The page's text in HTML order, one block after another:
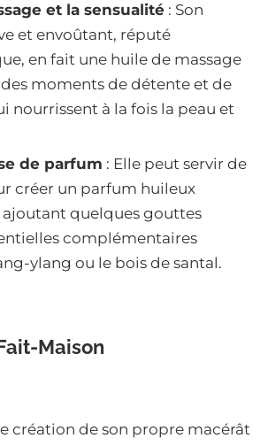
et la sensualité : Son
et envoûtant, réputé
en fait une huile de massage
moments de détente et de
nourrissent à la fois la peau et
de parfum : Elle peut servir de
créer un parfum huileux
ajoutant quelques gouttes
complémentaires
ylang ou le bois de santal.
Maison
création de son propre macérât